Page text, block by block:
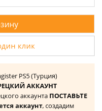
клик
PS5 (Турция)
АККАУНТ
аккаунта ПОСТАВЬТЕ
аккаунт, создадим